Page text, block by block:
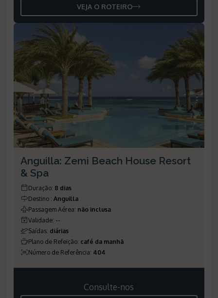
VEJA O ROTEIRO
Anguilla: Zemi Beach House Resort
& Spa
Duração: 8 dias
Destino : Anguilla
Passagem Aérea: não inclusa
Validade: --
Saídas: diárias
Plano de Refeição: café da manhã
Número de Referência: 404
Consulte-nos